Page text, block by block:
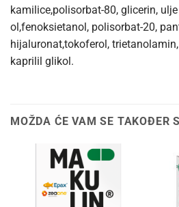
kamilice,polisorbat-80, glicerin,
ol,fenoksietanol, polisorbat-20,
hijaluronat,tokoferol,
kaprilil glikol.
MOŽDA ĆE VAM SE TAKOĐER